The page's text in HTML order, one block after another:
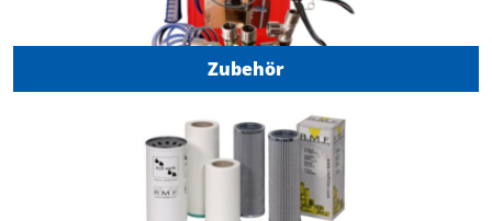
Zubehör